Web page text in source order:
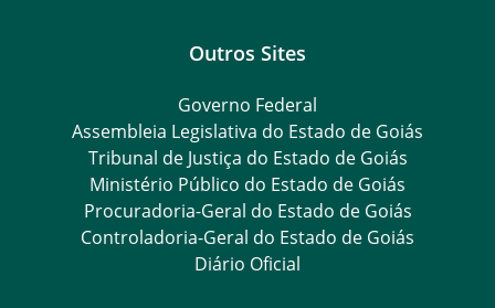
Outros Sites
Governo Federal
Assembleia Legislativa do Estado de Goiás
Tribunal de Justiça do Estado de Goiás
Ministério Público do Estado de Goiás
Procuradoria-Geral do Estado de Goiás
Controladoria-Geral do Estado de Goiás
Diário Oficial